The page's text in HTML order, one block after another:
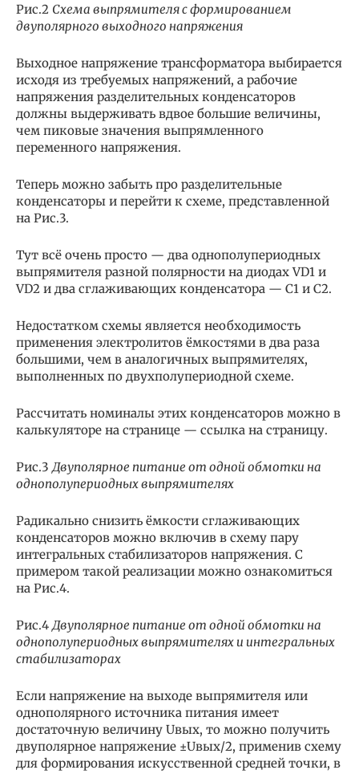
Рис.2 Схема выпрямителя с формированием
двуполярного выходного напряжения
Выходное напряжение трансформатора выбирается
исходя из требуемых напряжений, а рабочие
напряжения разделительных конденсаторов
должны выдерживать вдвое большие величины,
чем пиковые значения выпрямленного
переменного напряжения.
Теперь можно забыть про разделительные
конденсаторы и перейти к схеме, представленной
на Рис.3.
Тут всё очень просто — два однополупериодных
выпрямителя разной полярности на диодах VD1 и
VD2 и два сглаживающих конденсатора — С1 и С2.
Недостатком схемы является необходимость
применения электролитов ёмкостями в два раза
большими, чем в аналогичных выпрямителях,
выполненных по двухполупериодной схеме.
Рассчитать номиналы этих конденсаторов можно в
калькуляторе на странице — ссылка на страницу.
Рис.3 Двуполярное питание от одной обмотки на
однополупериодных выпрямителях
Радикально снизить ёмкости сглаживающих
конденсаторов можно включив в схему пару
интегральных стабилизаторов напряжения. С
примером такой реализации можно ознакомиться
на Рис.4.
Рис.4 Двуполярное питание от одной обмотки на
однополупериодных выпрямителях и интегральных
стабилизаторах
Если напряжение на выходе выпрямителя или
однополярного источника питания имеет
достаточную величину Uвых, то можно получить
двуполярное напряжение ±Uвых/2, применив схему
для формирования искусственной средней точки, в